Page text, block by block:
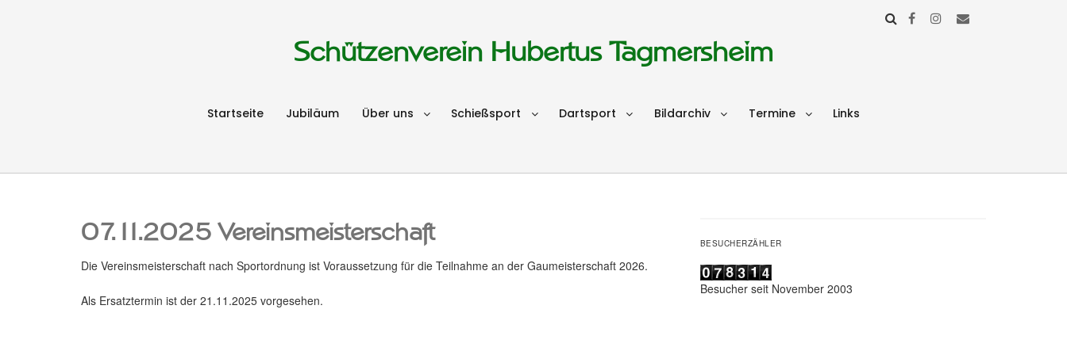
Schützenverein Hubertus Tagmersheim
Startseite Jubiläum Über uns Schießsport Dartsport Bildarchiv Termine Links
07.11.2025 Vereinsmeisterschaft
Die Vereinsmeisterschaft nach Sportordnung ist Voraussetzung für die Teilnahme an der Gaumeisterschaft 2026.
Als Ersatztermin ist der 21.11.2025 vorgesehen.
BESUCHERZÄHLER
Besucher seit November 2003